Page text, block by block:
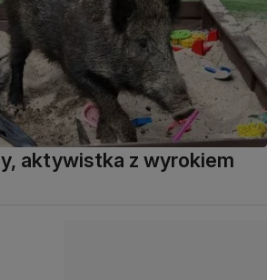
aktywistka z wyrokiem